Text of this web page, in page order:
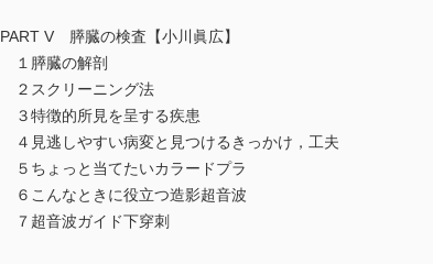
PART V 膵臓の検査【小川眞広】
１膵臓の解剖
２スクリーニング法
３特徴的所見を呈する疾患
４見逃しやすい病変と見つけるきっかけ，工夫
５ちょっと当てたいカラードプラ
６こんなときに役立つ造影超音波
７超音波ガイド下穿刺